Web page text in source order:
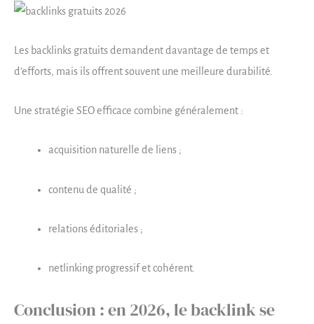
Les backlinks gratuits demandent davantage de temps et
d’efforts, mais ils offrent souvent une meilleure durabilité.
Une stratégie SEO efficace combine généralement :
acquisition naturelle de liens ;
contenu de qualité ;
relations éditoriales ;
netlinking progressif et cohérent.
Conclusion : en 2026, le backlink se